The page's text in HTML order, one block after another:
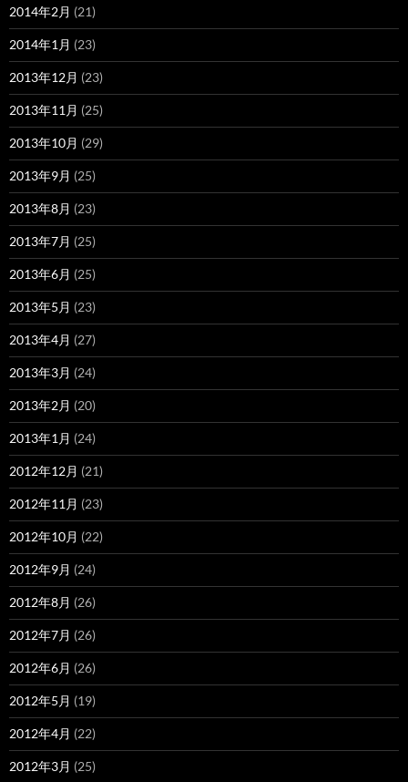
2014年2月 (21)
2014年1月 (23)
2013年12月 (23)
2013年11月 (25)
2013年10月 (29)
2013年9月 (25)
2013年8月 (23)
2013年7月 (25)
2013年6月 (25)
2013年5月 (23)
2013年4月 (27)
2013年3月 (24)
2013年2月 (20)
2013年1月 (24)
2012年12月 (21)
2012年11月 (23)
2012年10月 (22)
2012年9月 (24)
2012年8月 (26)
2012年7月 (26)
2012年6月 (26)
2012年5月 (19)
2012年4月 (22)
2012年3月 (25)